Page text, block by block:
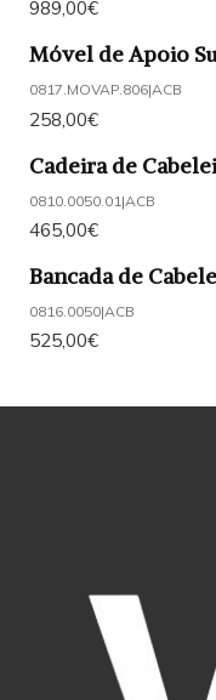
989,00€
Móvel de Apoio
0817.MOVAP.806|ACB
258,00€
Cadeira de
0810.0050.01 |ACB
465,00€
Bancada de
0816.0050|ACB
525,00€